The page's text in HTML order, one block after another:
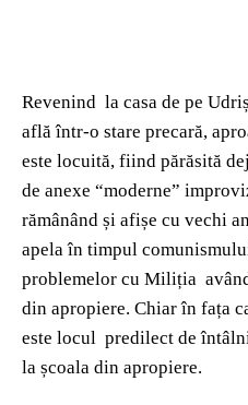
Revenind la casa de pe
află într-o stare precară,
este locuită, fiind părăsită
de anexe “moderne”
rămânând și afișe cu vechi
apela în timpul
problemelor cu Miliția
din apropiere. Chiar în fața
este locul predilect de
la școala din apropiere.